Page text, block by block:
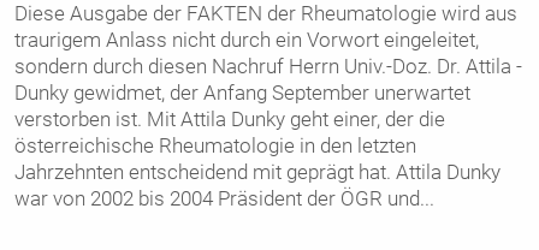
Diese Ausgabe der FAKTEN der Rheumatologie wird aus
traurigem Anlass nicht durch ein Vorwort eingeleitet,
sondern durch diesen Nachruf Herrn Univ.-Doz. Dr. Attila ­
Dunky gewidmet, der Anfang September unerwartet
verstorben ist. Mit Attila Dunky geht einer, der die
österreichische Rheumatologie in den letzten
Jahrzehnten entscheidend mit geprägt hat. ­Attila Dunky
war von 2002 bis 2004 Präsident der ÖGR und...